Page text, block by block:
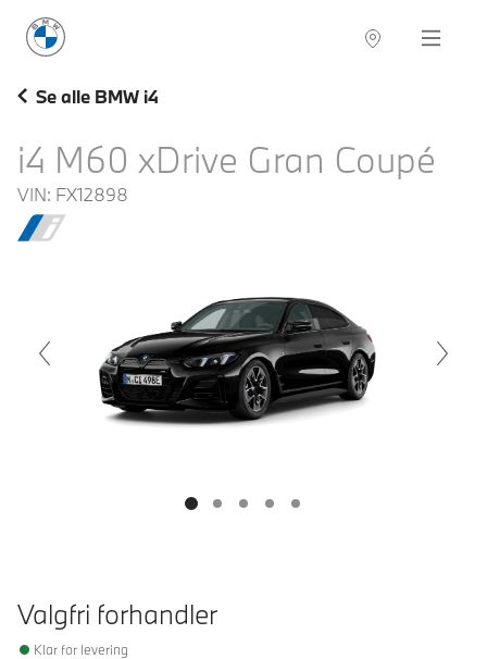
BMW Norge Navigation
Se alle BMW i4
i4 M60 xDrive Gran Coupé
VIN: FX12898
Valgfri forhandler
Klar for levering